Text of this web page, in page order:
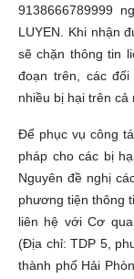
9138666789999
LUYEN. Khi nhận
sẽ chặn thông tin
đoạn trên, các
nhiều bị hại trên cả
Để phục vụ công
pháp cho các bị
Nguyên đề nghị
phương tiện thông
liên hệ với Cơ
(Địa chỉ: TDP 5,
thành phố Hải